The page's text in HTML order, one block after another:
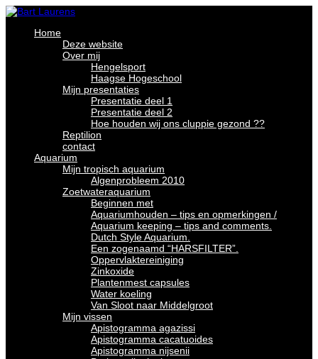
Home
Deze website
Over mij
Hengelsport
Haagse Hogeschool
Mijn presentaties
Presentatie deel 1
Presentatie deel 2
Hoe houden wij ons cluppie gezond ??
Reptilion
contact
Aquarium
Mijn tropisch aquarium
Algenprobleem 2010
Zoetwateraquarium
Beginnen met
Aquariumhouden – tips en opmerkingen /
Aquarium keeping – tips and comments.
Dutch Style Aquarium.
Een zogenaamd “HARSFILTER”.
Oppervlaktereiniging
Zinkoxide
Plantenmest capsules
Water koeling
Van Sloot naar Middelgroot
Mijn vissen
Apistogramma agazissi
Apistogramma cacatuoides
Apistogramma nijsenii